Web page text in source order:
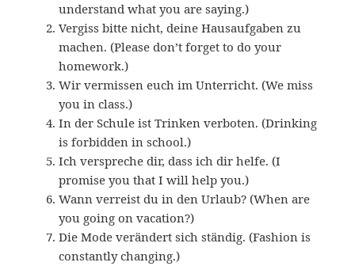
understand what you are saying.)
Vergiss bitte nicht, deine Hausaufgaben zu
machen. (Please don’t forget to do your
homework.)
Wir vermissen euch im Unterricht. (We miss
you in class.)
In der Schule ist Trinken verboten. (Drinking
is forbidden in school.)
Ich verspreche dir, dass ich dir helfe. (I
promise you that I will help you.)
Wann verreist du in den Urlaub? (When are
you going on vacation?)
Die Mode verändert sich ständig. (Fashion is
constantly changing.)